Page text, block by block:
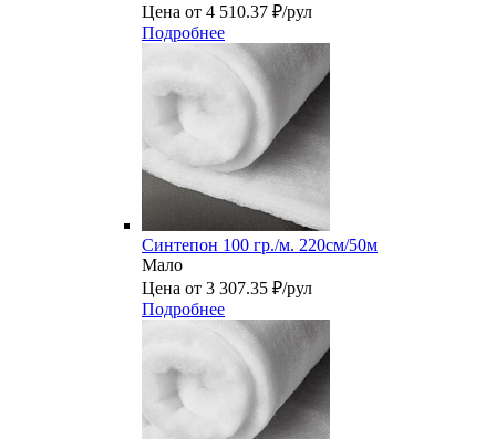
Цена от 4 510.37 ₽/рул
Подробнее
Синтепон 100 гр./м. 220см/50м
Мало
Цена от 3 307.35 ₽/рул
Подробнее